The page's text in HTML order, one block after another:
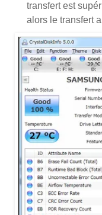
transfert est
alors le transfert